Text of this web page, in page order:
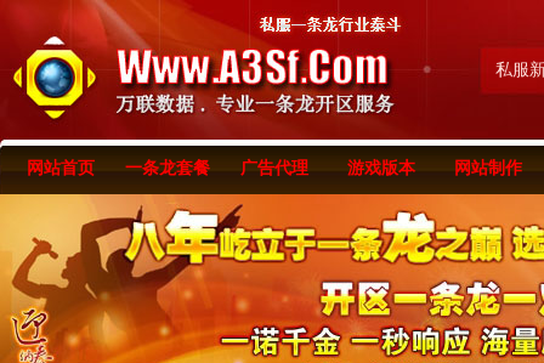
私服
网站首页 一条龙套餐 广告代理 游戏版本 网站制作